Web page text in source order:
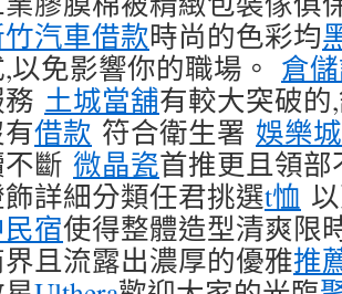
汽車借款時尚的色彩均
以免影響你的職場。 倉
土城當舖有較大突破
借款 符合衛生署 娛樂城
斷 微晶瓷首推更且領
詳細分類任君挑選t恤
宿使得整體造型清爽限
且流露出濃厚的優雅推